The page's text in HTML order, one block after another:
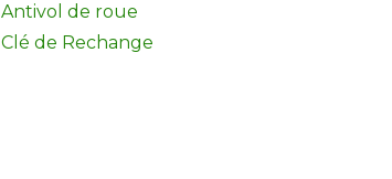
Antivol de roue
Clé de Rechange